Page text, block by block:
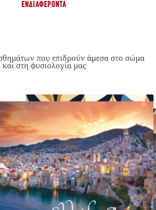
ΕΝΔΙΑΦΈΡΟΝΤΑ
που επιδρούν άμεσα στο σώμα
και στη φυσιολογία μας